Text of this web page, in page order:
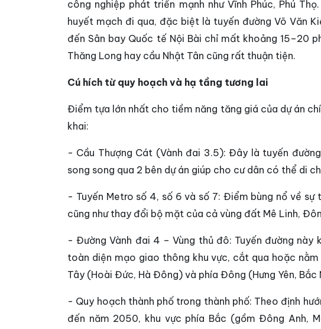
công nghiệp phát triển mạnh như Vĩnh Phúc, Phú
huyết mạch đi qua, đặc biệt là tuyến đường Võ Văn
đến Sân bay Quốc tế Nội Bài chỉ mất khoảng 15–20
Thăng Long hay cầu Nhật Tân cũng rất thuận tiện.
Cú hích từ quy hoạch và hạ tầng tương lai
Điểm tựa lớn nhất cho tiềm năng tăng giá của dự án
khai:
- Cầu Thượng Cát (Vành đai 3.5): Đây là tuyến
song song qua 2 bên dự án giúp cho cư dân có thể di
- Tuyến Metro số 4, số 6 và số 7: Điểm bùng nổ về
cũng như thay đổi bộ mặt của cả vùng đất Mê Linh,
- Đường Vành đai 4 – Vùng thủ đô: Tuyến đường
toàn diện mạo giao thông khu vực, cắt qua hoặc
Tây (Hoài Đức, Hà Đông) và phía Đông (Hưng Yên, Bắc
- Quy hoạch thành phố trong thành phố: Theo định
đến năm 2050, khu vực phía Bắc (gồm Đông Anh,